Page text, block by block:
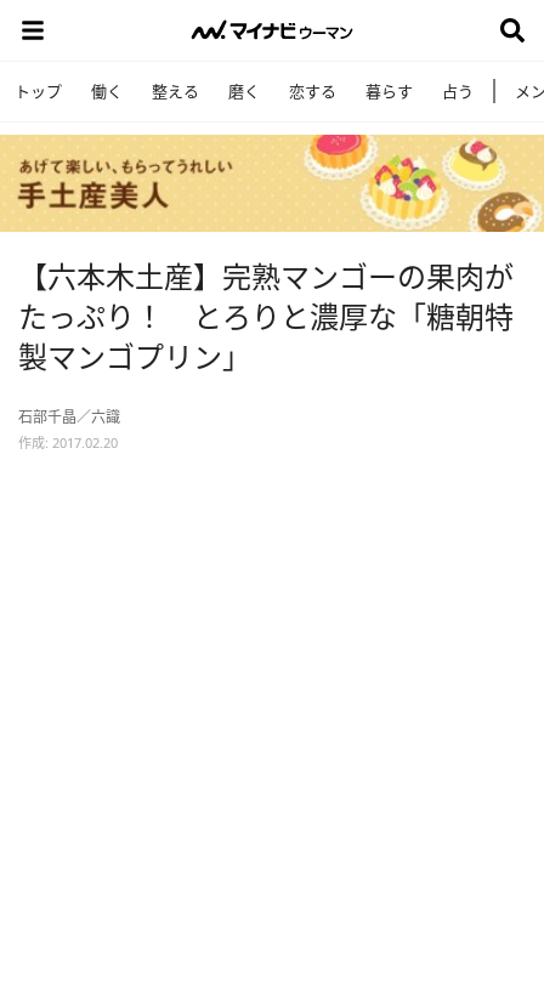
トップ 働く 整える 磨く 恋する 暮らす 占う メ
【六本木土産】完熟マンゴーの果肉が
たっぷり！ とろりと濃厚な「糖朝特
製マンゴプリン」
石部千晶／六識
作成: 2017.02.20